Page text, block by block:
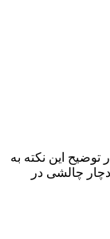
این نکته به
چالشی در